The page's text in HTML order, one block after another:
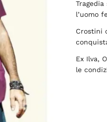
l’uomo
Crostini
Ex Ilva,
le